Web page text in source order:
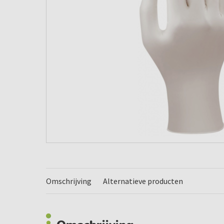
Omschrijving Alternatieve producten